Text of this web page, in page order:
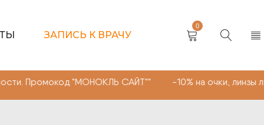
ЗАПИСЬ К ВРАЧУ
0
САЙТ"" -10% на очки, линзы